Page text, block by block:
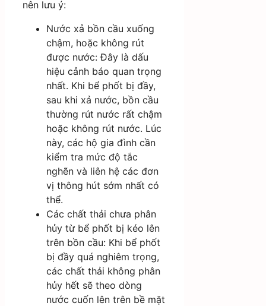
nên lưu ý:
Nước xả bồn cầu xuống
chậm, hoặc không rút
được nước: Đây là dấu
hiệu cảnh báo quan trọng
nhất. Khi bể phốt bị đầy,
sau khi xả nước, bồn cầu
thường rút nước rất chậm
hoặc không rút nước. Lúc
này, các hộ gia đình cần
kiểm tra mức độ tắc
nghẽn và liên hệ các đơn
vị thông hút sớm nhất có
thể.
Các chất thải chưa phân
hủy từ bể phốt bị kéo lên
trên bồn cầu: Khi bể phốt
bị đầy quá nghiêm trọng,
các chất thải không phân
hủy hết sẽ theo dòng
nước cuốn lên trên bề mặt